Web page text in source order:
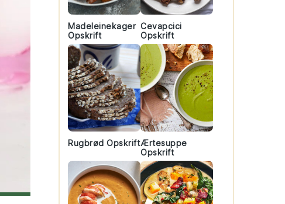
Madeleinekager
Opskrift
Cevapcici
Opskrift
Rugbrød OpskriftÆrtesuppe
Opskrift